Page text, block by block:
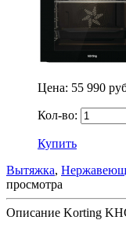
Цена: 55 990
Кол-во:
Купить
Вытяжка,
просмотра
Описание Korting